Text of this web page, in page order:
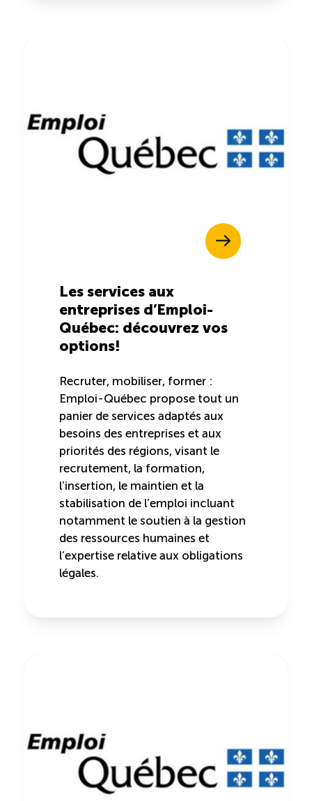
Les services aux
entreprises d’Emploi-
Québec: découvrez vos
options!
Recruter, mobiliser, former :
Emploi-Québec propose tout un
panier de services adaptés aux
besoins des entreprises et aux
priorités des régions, visant le
recrutement, la formation,
l’insertion, le maintien et la
stabilisation de l’emploi incluant
notamment le soutien à la gestion
des ressources humaines et
l’expertise relative aux obligations
légales.